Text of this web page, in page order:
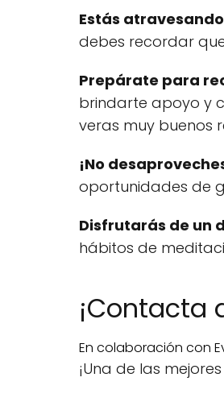
Estás
debes recordar
Prepárate para
brindarte apoyo y
veras muy buenos
¡No
oportunidades de
Disfrutarás de un
hábitos de
¡Contacta
En colaboración con
¡Una de las